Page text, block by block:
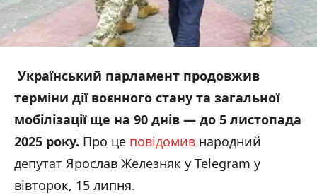
Український парламент продовжив
терміни дії воєнного стану та загальної
мобілізації ще на 90 днів — до 5 листопада
2025 року. Про це повідомив народний
депутат Ярослав Железняк у Telegram у
вівторок, 15 липня.